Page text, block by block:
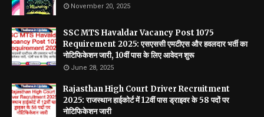
November 20, 2025
SSC MTS Havaldar Vacancy Post 1075
Requirement 2025: एसएससी एमटीएस और हवलदार भर्ती का
नोटिफिकेशन जारी, 10वीं पास के लिए आवेदन शुरू
June 28, 2025
Rajasthan High Court Driver Recruitment
2025: राजस्थान हाईकोर्ट में 12वीं पास ड्राइवर के 58 पदों पर
नोटिफिकेशन जारी